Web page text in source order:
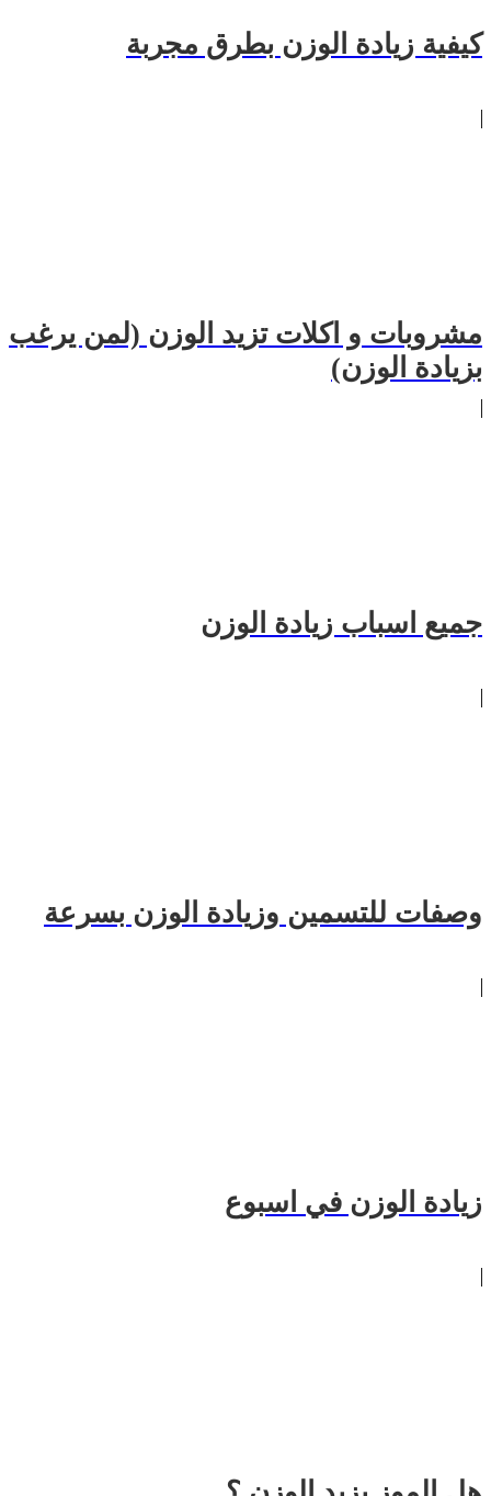
كيفية زيادة الوزن بطرق مجربة
مشروبات و اكلات تزيد الوزن (لمن يرغب
بزيادة الوزن)
جميع اسباب زيادة الوزن
وصفات للتسمين وزيادة الوزن بسرعة
زيادة الوزن في اسبوع